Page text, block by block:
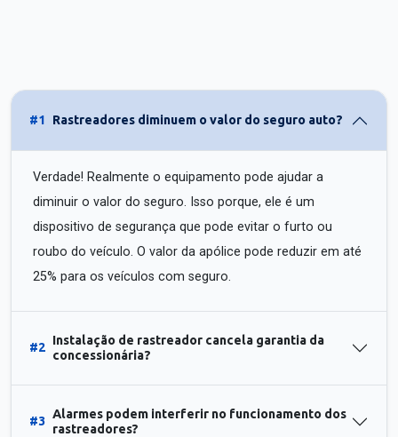
#1 Rastreadores diminuem o valor do seguro auto?
Verdade! Realmente o equipamento pode ajudar a
diminuir o valor do seguro. Isso porque, ele é um
dispositivo de segurança que pode evitar o furto ou
roubo do veículo. O valor da apólice pode reduzir em até
25% para os veículos com seguro.
#2
Instalação de rastreador cancela garantia da
concessionária?
#3
Alarmes podem interferir no funcionamento dos
rastreadores?